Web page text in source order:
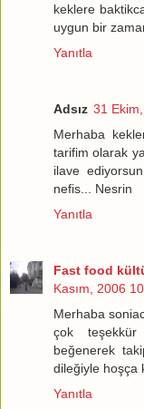
keklere
uygun bir
Yanıtla
Adsız 31
Merhaba
tarifim olarak
ilave
nefis... Nesrin
Yanıtla
Fast food
Kasım, 2006
Merhaba
çok
beğenerek
dileğiyle hoşça
Yanıtla